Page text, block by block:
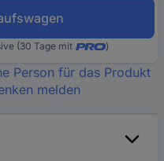
(30 Tage mit )
Person für das Produkt
melden